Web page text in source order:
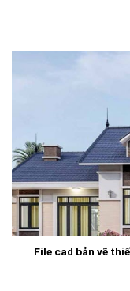
File cad bản vẽ